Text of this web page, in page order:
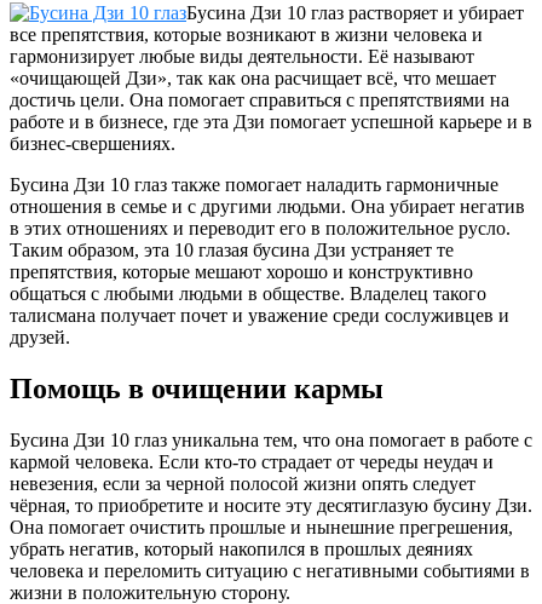
Бусина Дзи 10 глаз растворяет и убирает
все препятствия, которые возникают в жизни человека и
гармонизирует любые виды деятельности. Её называют
«очищающей Дзи», так как она расчищает всё, что мешает
достичь цели. Она помогает справиться с препятствиями на
работе и в бизнесе, где эта Дзи помогает успешной карьере и в
бизнес-свершениях.
Бусина Дзи 10 глаз также помогает наладить гармоничные
отношения в семье и с другими людьми. Она убирает негатив
в этих отношениях и переводит его в положительное русло.
Таким образом, эта 10 глазая бусина Дзи устраняет те
препятствия, которые мешают хорошо и конструктивно
общаться с любыми людьми в обществе. Владелец такого
талисмана получает почет и уважение среди сослуживцев и
друзей.
Помощь в очищении кармы
Бусина Дзи 10 глаз уникальна тем, что она помогает в работе с
кармой человека. Если кто-то страдает от череды неудач и
невезения, если за черной полосой жизни опять следует
чёрная, то приобретите и носите эту десятиглазую бусину Дзи.
Она помогает очистить прошлые и нынешние прегрешения,
убрать негатив, который накопился в прошлых деяниях
человека и переломить ситуацию с негативными событиями в
жизни в положительную сторону.